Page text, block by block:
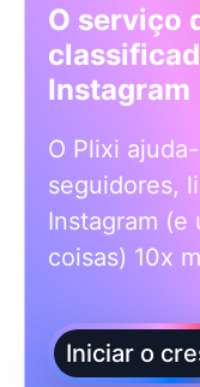
O serviço
Instagram
O Plixi
seguidores,
Instagram (e
coisas) 10x
Iniciar o